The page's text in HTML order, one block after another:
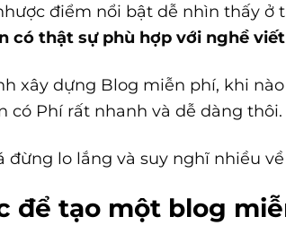
điểm nổi bật dễ nhìn thấy
có thật sự phù hợp với nghề
xây dựng Blog miễn phí, khi
có Phí rất nhanh và dễ dàng thôi.
đừng lo lắng và suy nghĩ nhiều
để tạo một blog